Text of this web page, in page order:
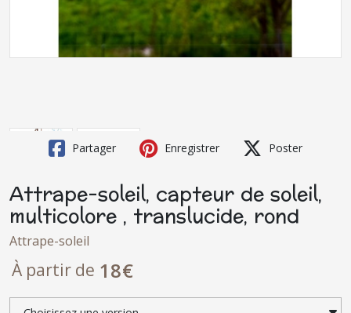
Partager Enregistrer Poster
Attrape-soleil, capteur de soleil,
multicolore , translucide, rond
Attrape-soleil
À partir de 18€